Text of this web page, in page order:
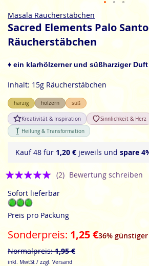
Zum
Anfang
Bildgalerie
Masala Räucherstäbchen
Sacred Elements Palo
Räucherstäbchen
♦ ein klarhölzerner und süßharziger Duft
Inhalt: 15g Räucherstäbchen
harzig hölzern süß
Kreativität & Inspiration Sinnlichkeit & Herz
Heilung & Transformation
Kauf 48 für 1,20 € jeweils und spare 4
Bewertung:
(2) Bewertung schreiben
Sofort lieferbar
Preis pro Packung
Sonderpreis 1,25 €36% günstiger
Normalpreis 1,95 €
inkl. MwtSt / zzgl. Versand